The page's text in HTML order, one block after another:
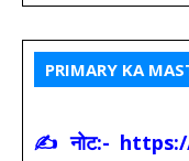
PRIMARY KA
✍ नोट:-